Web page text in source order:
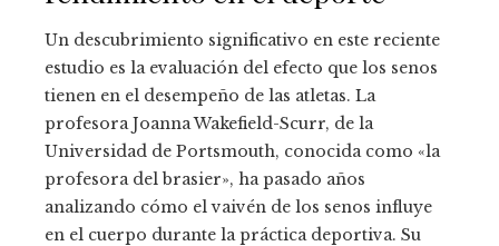
Un descubrimiento significativo en este reciente
estudio es la evaluación del efecto que los senos
tienen en el desempeño de las atletas. La
profesora Joanna Wakefield-Scurr, de la
Universidad de Portsmouth, conocida como «la
profesora del brasier», ha pasado años
analizando cómo el vaivén de los senos influye
en el cuerpo durante la práctica deportiva. Su